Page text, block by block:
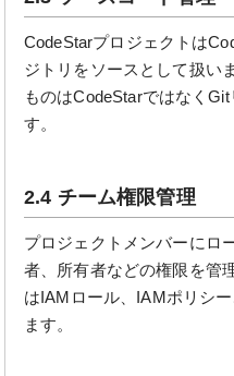
CodeStarプロジェクトは
ジトリをソースとして扱い
ものはCodeStarではなく
す。
2.4 チーム権限管理
プロジェクトメンバーにロ
者、所有者などの権限を管
はIAMロール、IAMポリシ
ます。